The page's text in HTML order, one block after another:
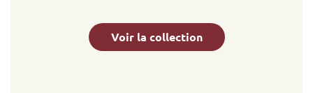
Voir la collection